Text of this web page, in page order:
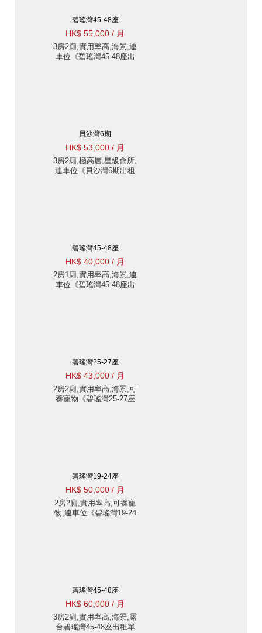
碧瑤灣45-48座
HK$ 55,000 / 月
3房2廁,實用率高,海景,連
車位《碧瑤灣45-48座出
貝沙灣6期
HK$ 53,000 / 月
3房2廁,極高層,星級會所,
連車位《貝沙灣6期出租
碧瑤灣45-48座
HK$ 40,000 / 月
2房1廁,實用率高,海景,連
車位《碧瑤灣45-48座出
碧瑤灣25-27座
HK$ 43,000 / 月
2房2廁,實用率高,海景,可
養寵物《碧瑤灣25-27座
碧瑤灣19-24座
HK$ 50,000 / 月
2房2廁,實用率高,可養寵
物,連車位《碧瑤灣19-24
碧瑤灣45-48座
HK$ 60,000 / 月
3房2廁,實用率高,海景,露
台碧瑤灣45-48座出租單